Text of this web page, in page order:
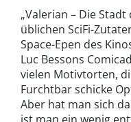
„Valerian – Die
üblichen SciFi-
Space-Epen des
Luc Bessons
vielen Motivtorten,
Furchtbar schicke
Aber hat man sich
ist man ein wenig